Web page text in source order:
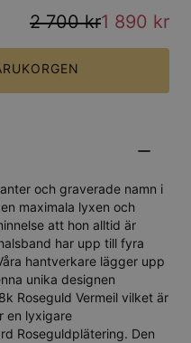
2 700 kr1 890 kr
och graverade namn i
maximala lyxen och
att hon alltid är
har upp till fyra
hantverkare lägger upp
unika designen
Roseguld Vermeil vilket är
en lyxigare
Roseguldplätering. Den